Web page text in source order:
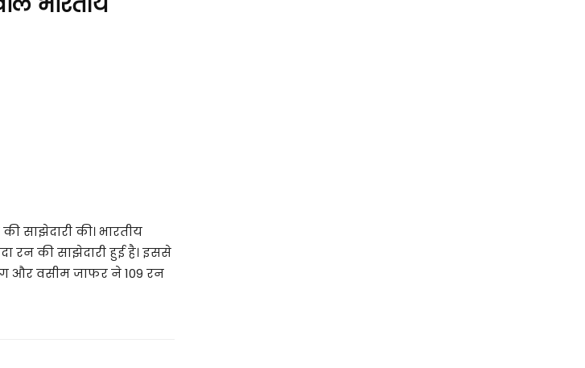
साझेदारी की। भारतीय
रन की साझेदारी हुई है। इससे
और वसीम जाफर ने 109 रन